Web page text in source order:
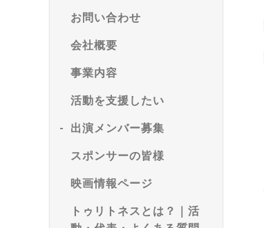
お問い合わせ
会社概要
事業内容
活動を支援したい
出演メンバー募集
スポンサーの皆様
映画情報ページ
トゥリトネスとは？｜活